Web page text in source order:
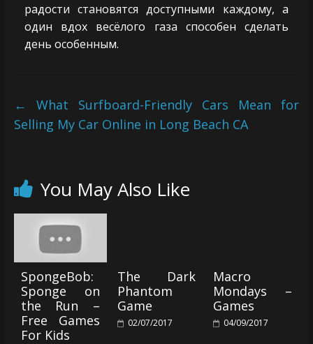
радости становятся доступными каждому, а
один вдох весёлого газа способен сделать
день особенным.
←
What Surfboard-Friendly Cars Mean for
Selling My Car Online in Long Beach CA
You May Also Like
SpongeBob:
Sponge on
the Run –
Free Games
For Kids
The Dark
Phantom
Game
02/07/2017
Macro
Mondays –
Games
04/09/2017